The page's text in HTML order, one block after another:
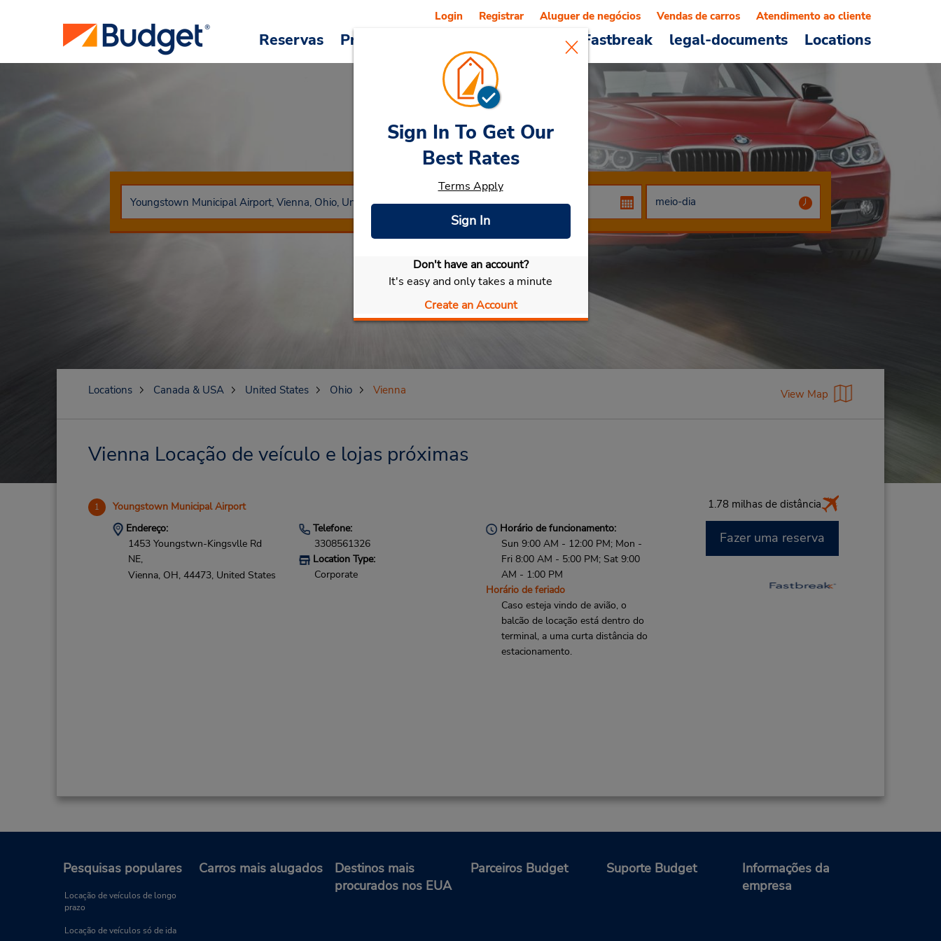
Reservas Promoções Veículos e serviços Fastbreak legal-documents Locations
Login Registrar Aluguer de negócios Vendas de carros Atendimento ao cliente
Car RentalVienna
Selecionar meu carro
Sign In To Get Our
Best Rates
Terms Apply
Sign In
Don't have an account?
It's easy and only takes a minute
Create an Account
Locations Canada & USA United States Ohio Vienna View Map
Vienna Locação de veículo e lojas próximas
1 Youngstown Municipal Airport 1.78 milhas de distância
Endereço:
1453 Youngstwn-Kingsvlle Rd
NE,
Vienna, OH, 44473, United States
Telefone:
3308561326
Location Type:
Corporate
Horário de funcionamento:
Sun 9:00 AM - 12:00 PM; Mon -
Fri 8:00 AM - 5:00 PM; Sat 9:00
AM - 1:00 PM
Horário de feriado
Caso esteja vindo de avião, o
balcão de locação está dentro do
terminal, a uma curta distância do
estacionamento.
Fazer uma reserva
Pesquisas populares
Locação de veículos de longo
prazo
Locação de veículos só de ida
Carros mais alugados
Destinos mais
procurados nos EUA
Parceiros Budget Suporte Budget
Informações da
empresa